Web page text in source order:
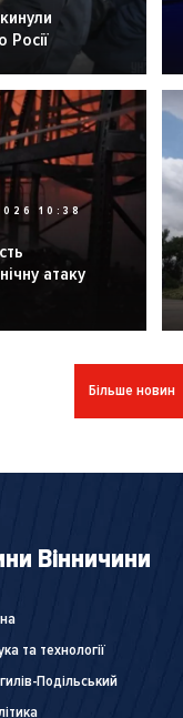
Росії
10:38
атаку
Більше новин
Вінничини
та технології
Подільський